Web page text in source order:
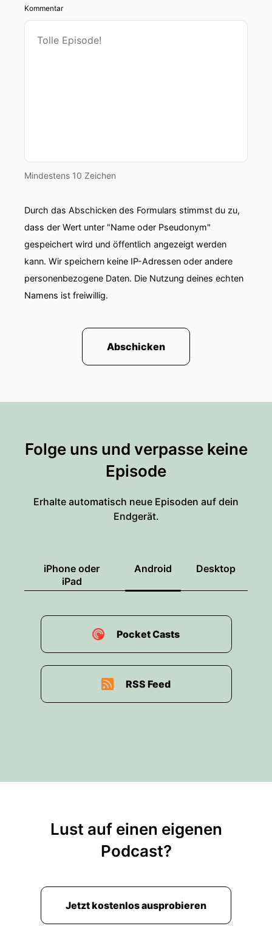
Kommentar
Mindestens 10 Zeichen
Durch das Abschicken des Formulars stimmst du zu,
dass der Wert unter "Name oder Pseudonym"
gespeichert wird und öffentlich angezeigt werden
kann. Wir speichern keine IP-Adressen oder andere
personenbezogene Daten. Die Nutzung deines echten
Namens ist freiwillig.
Abschicken
Folge uns und verpasse keine
Episode
Erhalte automatisch neue Episoden auf dein
Endgerät.
iPhone oder
iPad
Android Desktop
Pocket Casts
RSS Feed
Lust auf einen eigenen
Podcast?
Jetzt kostenlos ausprobieren